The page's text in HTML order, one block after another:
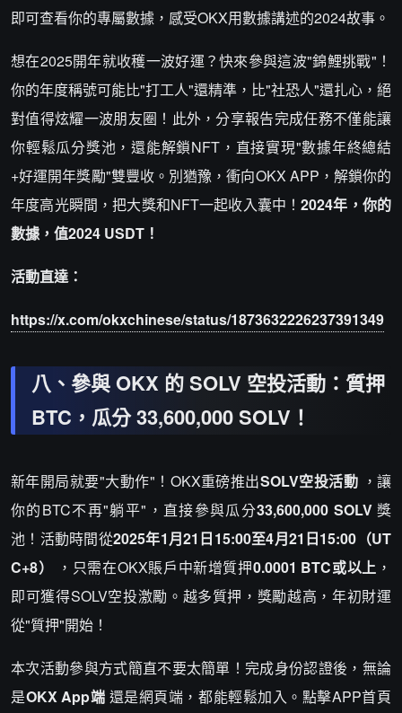
即可查看你的專屬數據，感受OKX用數據講述的2024故事。
想在2025開年就收穫一波好運？快來參與這波"錦鯉挑戰"！
你的年度稱號可能比"打工人"還精準，比"社恐人"還扎心，絕
對值得炫耀一波朋友圈！此外，分享報告完成任務不僅能讓
你輕鬆瓜分獎池，還能解鎖NFT，直接實現"數據年終總結
+好運開年獎勵"雙豐收。別猶豫，衝向OKX APP，解鎖你的
年度高光瞬間，把大獎和NFT一起收入囊中！2024年，你的
數據，值2024 USDT！
活動直達：
https://x.com/okxchinese/status/1873632226237391349
八、參與 OKX 的 SOLV 空投活動：質押
BTC，瓜分 33,600,000 SOLV！
新年開局就要"大動作"！OKX重磅推出SOLV空投活動 ，讓
你的BTC不再"躺平"，直接參與瓜分33,600,000 SOLV獎
池！活動時間從2025年1月21日15:00至4月21日15:00（UT
C+8）
，只需在OKX賬戶中新增質押0.0001 BTC或以上 ，
即可獲得SOLV空投激勵。越多質押，獎勵越高，年初財運
從"質押"開始！
本次活動參與方式簡直不要太簡單！完成身份認證後，無論
是OKX App端 還是網頁端，都能輕鬆加入。點擊APP首頁